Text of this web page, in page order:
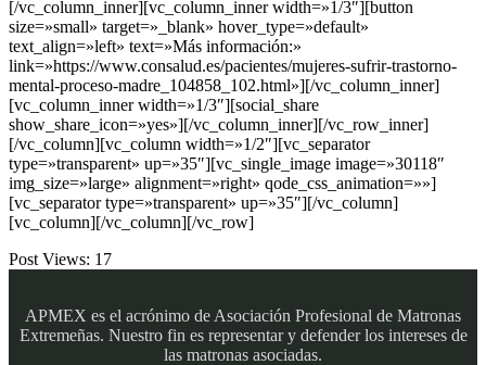
[/vc_column_inner][vc_column_inner width=»1/3″][button
size=»small» target=»_blank» hover_type=»default»
text_align=»left» text=»Más información:»
link=»https://www.consalud.es/pacientes/mujeres-sufrir-trastorno-
mental-proceso-madre_104858_102.html»][/vc_column_inner]
[vc_column_inner width=»1/3″][social_share
show_share_icon=»yes»][/vc_column_inner][/vc_row_inner]
[/vc_column][vc_column width=»1/2″][vc_separator
type=»transparent» up=»35″][vc_single_image image=»30118″
img_size=»large» alignment=»right» qode_css_animation=»»]
[vc_separator type=»transparent» up=»35″][/vc_column]
[vc_column][/vc_column][/vc_row]
Post Views: 17
APMEX es el acrónimo de Asociación Profesional de Matronas
Extremeñas. Nuestro fin es representar y defender los intereses de
las matronas asociadas.